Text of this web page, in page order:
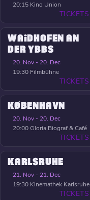
20:15 Kino Union
TICKETS
WAIDHOFEN AN
DER YBBS
20. Nov - 20. Dec
19:30 Filmbühne
TICKETS
KØBENHAVN
20. Nov - 20. Dec
20:00Gloria Biograf & Café
TICKETS
KARLSRUHE
21. Nov - 21. Dec
19:30 Kinemathek Karlsruhe
TICKETS